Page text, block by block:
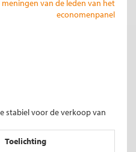
van de leden van het
economenpanel
stabiel voor de verkoop van
Toelichting